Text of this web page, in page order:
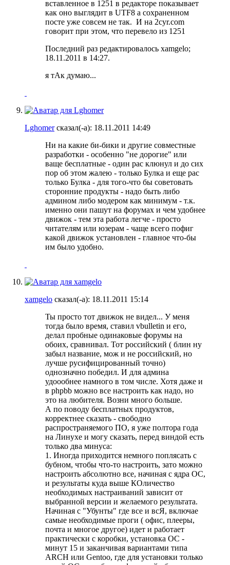
вставленное в 1251 в редакторе показывает
как оно выглядит в UTF8 а сохраненном
посте уже совсем не так. И на 2cyr.com
говорит при этом, что перевело из 1251
Последний раз редактировалось xamgelo;
18.11.2011 в 14:27.
я тАк думаю...
Lghomerсказал(-а): 18.11.2011 14:49
Ни на какие би-бики и другие совместные
разработки - особенно "не дорогие" или
ваще бесплатные - один рас клюнул и до сих
пор об этом жалею - только Булка и еще рас
только Булка - для того-что бы советовать
сторонние продукты - надо быть либо
админом либо модером как минимум - т.к.
именно они пашут на форумах и чем удобнее
движок - тем эта работа легче - просто
читателям или юзерам - чаще всего пофиг
какой движок установлен - главное что-бы
им было удобно.
xamgelo сказал(-а): 18.11.2011 15:14
Ты просто тот движок не видел... У меня
тогда было время, ставил vbulletin и его,
делал пробные одинаковые форумы на
обоих, сравнивал. Тот российский ( блин ну
забыл название, мож и не российский, но
лучше русифицированный точно)
однозначно победил. И для админа
удоообнее намного в том числе. Хотя даже и
в phpbb можно все настроить как надо, но
это на любителя. Возни много больше.
А по поводу бесплатных продуктов,
корректнее сказать - свободно
распространяемого ПО, я уже полтора года
на Линухе и могу сказать, перед виндой есть
только два минуса:
1. Иногда приходится немного поплясать с
бубном, чтобы что-то настроить, зато можно
настроить абсолютно все, начиная с ядра ОС,
и результаты куда выше КОличество
необходимых настраиваний зависит от
выбранной версии и желаемого результата.
Начиная с "Убунты" где все и всЯ, включае
самые необходимые проги ( офис, плееры,
почта и многое другое) идет и работает
практически с коробки, установка ОС -
минут 15 и заканчивая вариантами типа
ARCH или Gentoo, где для установки только